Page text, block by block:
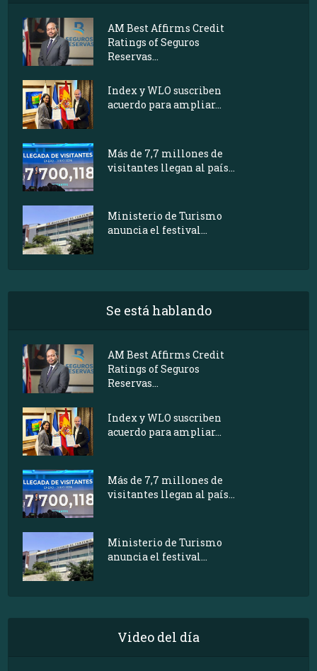
AM Best Affirms Credit
Ratings of Seguros
Reservas...
Index y WLO suscriben
acuerdo para ampliar...
Más de 7,7 millones de
visitantes llegan al país...
Ministerio de Turismo
anuncia el festival...
Se está hablando
AM Best Affirms Credit
Ratings of Seguros
Reservas...
Index y WLO suscriben
acuerdo para ampliar...
Más de 7,7 millones de
visitantes llegan al país...
Ministerio de Turismo
anuncia el festival...
Video del día